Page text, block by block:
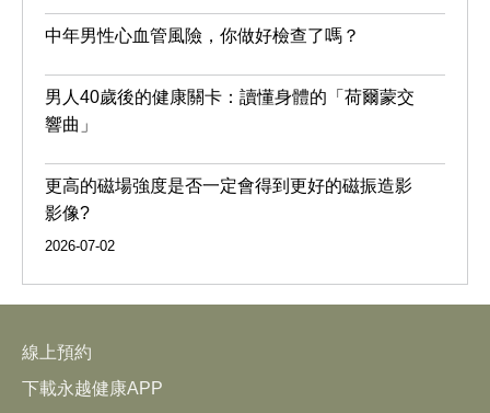
中年男性心血管風險，你做好檢查了嗎？
男人40歲後的健康關卡：讀懂身體的「荷爾蒙交
響曲」
更高的磁場強度是否一定會得到更好的磁振造影
影像?
2026-07-02
線上預約
下載永越健康APP